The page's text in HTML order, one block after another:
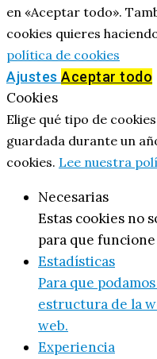
en «Aceptar todo».
cookies quieres
política de cookies
Ajustes Aceptar todo
Cookies
Elige qué tipo de
guardada durante un
cookies. Lee nuestra
Necesarias
Estas cookies no
para que funcione
Estadísticas
Para que
estructura de la
web.
Experiencia